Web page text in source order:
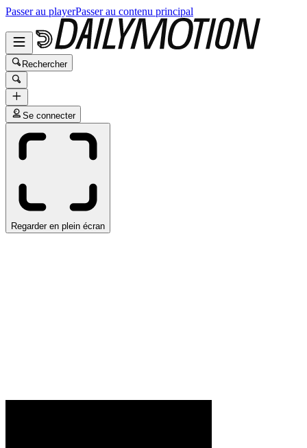
Passer au playerPasser au contenu principal
Rechercher
Se connecter
Regarder en plein écran